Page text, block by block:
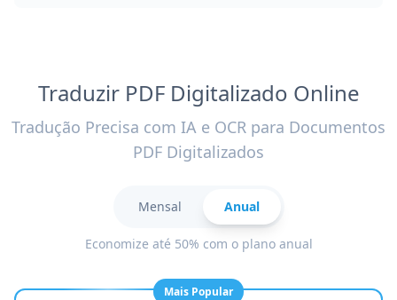
Traduzir PDF Digitalizado Online
Tradução Precisa com IA e OCR para Documentos
PDF Digitalizados
Mensal Anual
Economize até 50% com o plano anual
Mais Popular